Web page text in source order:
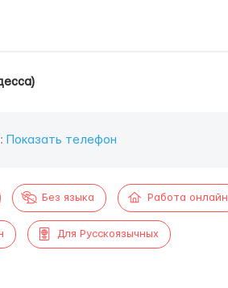
Показать телефон
Без языка Работа онлайн
Для Русскоязычных